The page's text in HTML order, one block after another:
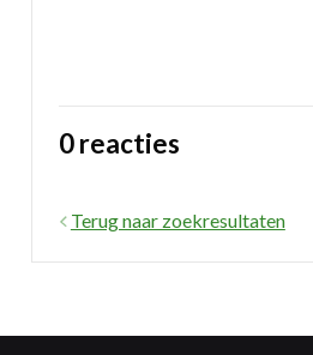
0 reacties
Terug naar zoekresultaten